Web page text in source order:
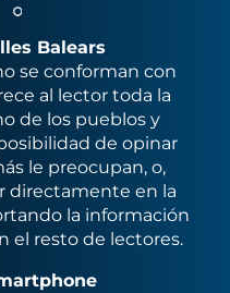
Balears
se conforman con
al lector toda la
de los pueblos y
de opinar
le preocupan, o,
directamente en la
la información
el resto de lectores.